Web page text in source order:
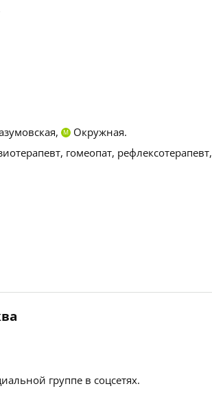
М
Окружная.
гомеопат, рефлексотерапевт,
группе в соцсетях.